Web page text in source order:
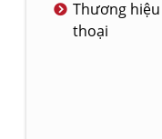
Thương
thoại